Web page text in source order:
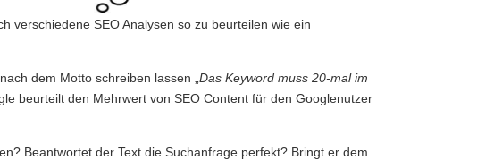
verschiedene SEO Analysen so zu beurteilen wie ein
dem Motto schreiben lassen „Das Keyword muss 20-mal im
beurteilt den Mehrwert von SEO Content für den Googlenutzer
Beantwortet der Text die Suchanfrage perfekt? Bringt er dem